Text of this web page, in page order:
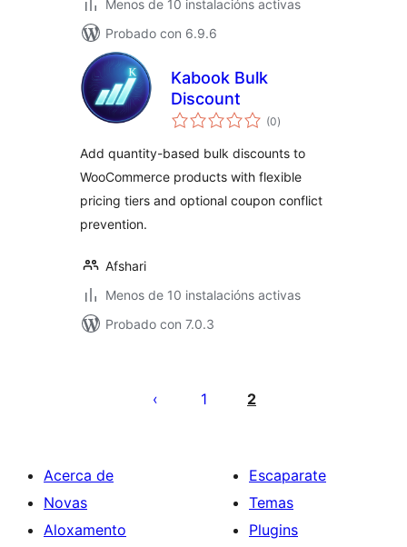
Menos de 10 instalacións activas
Probado con 6.9.6
Kabook Bulk
Discount
(0valoracións
totais
)
Add quantity-based bulk discounts to
WooCommerce products with flexible
pricing tiers and optional coupon conflict
prevention.
Afshari
Menos de 10 instalacións activas
Probado con 7.0.3
1 2
Acerca de
Novas
Aloxamento
Escaparate
Temas
Plugins